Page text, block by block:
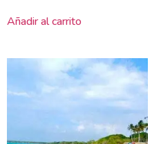
Añadir al carrito